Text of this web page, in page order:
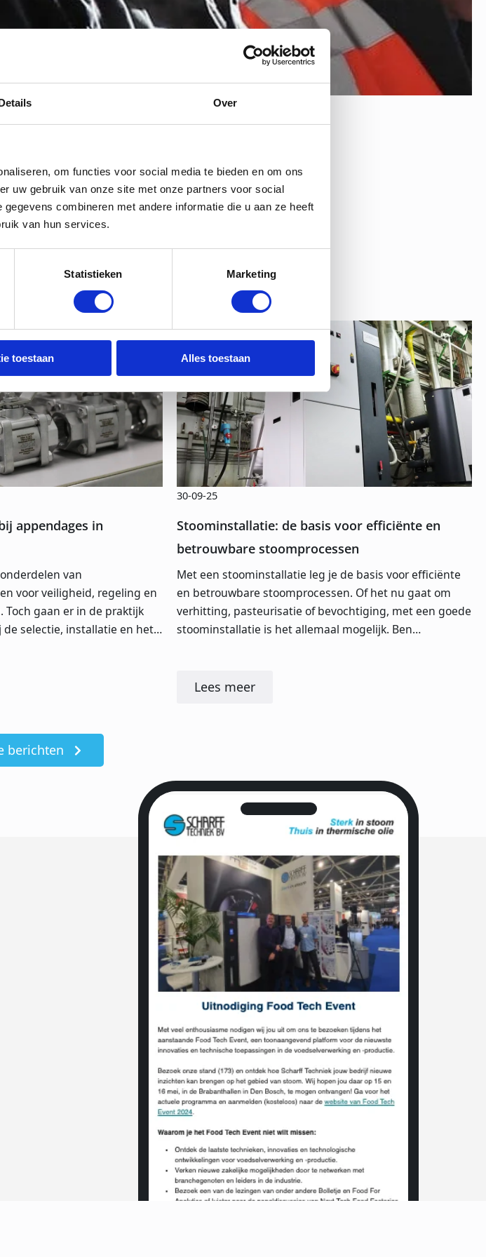
Over
om functies voor social media te bieden en om ons
uw gebruik van onze site met onze partners voor social
combineren met andere informatie die u aan ze heeft
van hun services.
Statistieken Marketing
toestaan Alles toestaan
wat aan hebt
uit onze kennisbank
appendages in
van
voor veiligheid, regeling en
gaan er in de praktijk
selectie, installatie en het…
Stoominstallatie: de basis voor efficiënte en
betrouwbare stoomprocessen
30-09-25
Met een stoominstallatie leg je de basis voor efficiënte
en betrouwbare stoomprocessen. Of het nu gaat om
verhitting, pasteurisatie of bevochtiging, met een goede
stoominstallatie is het allemaal mogelijk. Ben…
Lees meer
berichten